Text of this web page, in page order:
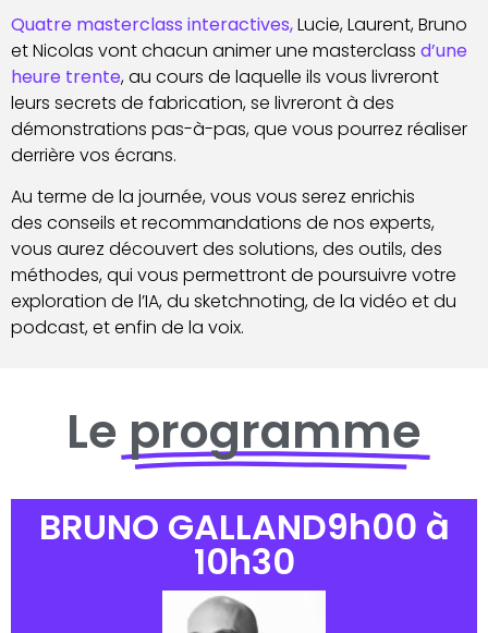
Quatre masterclass interactives,Lucie, Laurent, Bruno
et Nicolas vont chacun animer une masterclass d’une
heure trente, au cours de laquelle ils vous livreront
leurs secrets de fabrication, se livreront à des
démonstrations pas-à-pas, que vous pourrez réaliser
derrière vos écrans.
Au terme de la journée, vous vous serez enrichis
des conseils et recommandations de nos experts,
vous aurez découvertdes solutions, des outils, des
méthodes, qui vous permettront de poursuivre votre
exploration de l’IA, du sketchnoting, de la vidéo et du
podcast, et enfin de la voix.
Le programme
BRUNO GALLAND​ 9h00 à
10h30